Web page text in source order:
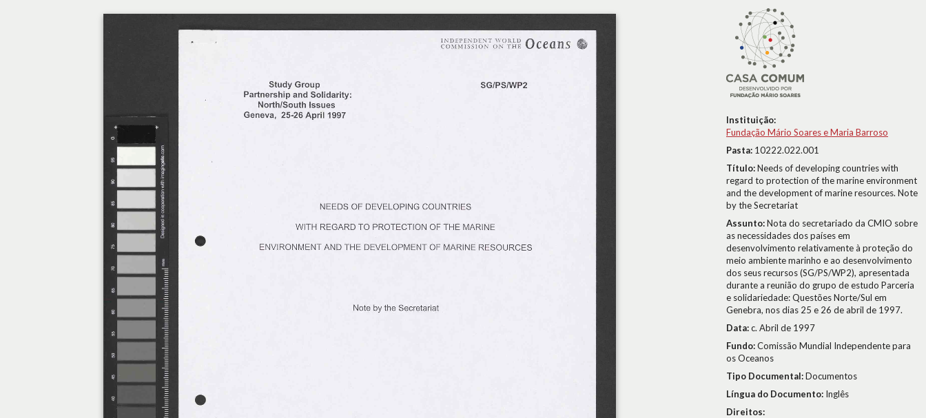
Instituição:
Fundação Mário Soares e Maria Barroso
Pasta: 10222.022.001
Título:Needs of developing countries with
regard to protection of the marine environment
and the development of marine resources. Note
by the Secretariat
Assunto:Nota do secretariado da CMIO sobre
as necessidades dos países em
desenvolvimento relativamente à proteção do
meio ambiente marinho e ao desenvolvimento
dos seus recursos (SG/PS/WP2), apresentada
durante a reunião do grupo de estudo Parceria
e solidariedade: Questões Norte/Sul em
Genebra, nos dias 25 e 26 de abril de 1997.
Data:c. Abril de 1997
Fundo:Comissão Mundial Independente para
os Oceanos
Tipo Documental:Documentos
Língua do Documento: Inglês
Direitos: